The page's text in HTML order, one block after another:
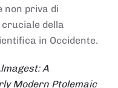
non priva di
della
in Occidente.
A
Modern Ptolemaic